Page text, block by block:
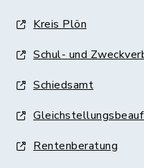
Kreis Plön
Schul- und
Schiedsamt
Rentenberatung